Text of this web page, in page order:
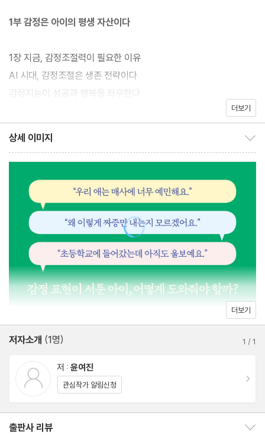
저자는 예민한 아들을 키우며 훈육 대신 아이의 감정을 공감하고 천
스로 조절하는 능력을 키울 수 있도록 도왔다. 이 과정을 릴스로 공
유해 수많은 부모의 공감을 얻었으며 이 책은 그 여정을 담은 현실
밀착형 감정 교육 안내서다.
부모가 먼저 자신의 감정을 이해하고 아이와 ‘감정주파수’를 맞추며
함께 성장하는 과정을 보여주고, 아이의 감정 폭발 시 부모가 어떻게
이는 서로의 감정을 존중하고 대화하며 반복하는 과정에서 비로소
감정조절력이 길러진다. 이 책은 흔들리지 않고 단단한 아이로 키우
고 싶은 모든 부모에게 꼭 필요한 책이다.
1부 감정은 아이의 평생 자산이다
1장 지금, 감정조절력이 필요한 이유
AI 시대, 감정조절은 생존 전략이다
감정지능이 성공과 행복을 좌우한다
2장 부모가 되고 나서야 만나는 낯선 감정들
엄마가 느껴야 할 감정이 따로 있다고?
육아는 감정과 친구가 되는 과정이다
내 감정을 이해할수록 아이는 편안해진다
3장 부모의 감정이 아이의 정서를 만든다
‘감정주파수’란?
아이와 감정주파수를 맞추는 방법
아이는 부모의 믿음 속에서 자란다
아빠의 감정 표현이 아이에게 미치는 영향
2부 감정 표현이 서툰 아이, 어떻게 도와줄까?
- 내 아이의 감정 특성 파악 체크리스트
더보기
상세 이미지
더보기
저자소개 (1명) 1 /1
저 : 윤여진
관심작가 알림신청
출판사 리뷰